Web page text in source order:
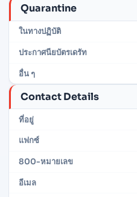
Quarantine
ในทางปฏิบัติ
ประกาศนียบัตรเดรัท
อื่น ๆ
Contact Details
ที่อยู่
แฟกซ์
800-หมายเลข
อีเมล